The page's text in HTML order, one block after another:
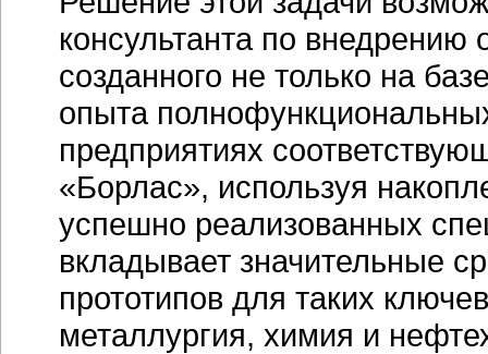
консультанта по внедрению
созданного не только на
опыта
предприятиях
«Борлас», используя
успешно реализованных
вкладывает значительные
прототипов для таких
металлургия, химия и